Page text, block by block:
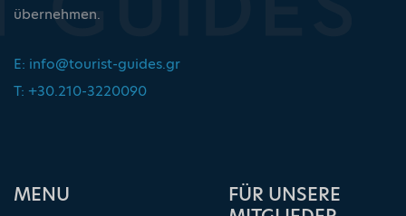
übernehmen.
E: info@tourist-guides.gr
T: +30.210-3220090
ΜΕΝU
FÜR UNSERE